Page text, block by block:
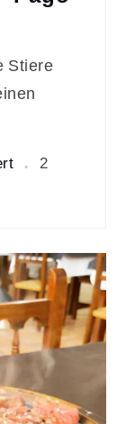
Stiere
2